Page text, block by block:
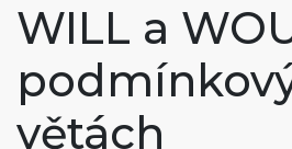
WILL a
větách